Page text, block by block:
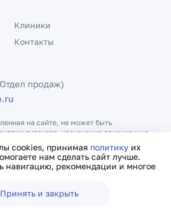
cookies, принимая политику их
нам сделать сайт лучше.
навигацию, рекомендации и многое
Принять и закрыть
Клиники
Контакты
продаж)
на сайте, не может быть
диагноза, назначения лечения и не
Договор оферты